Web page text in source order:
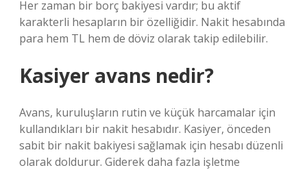
Her zaman bir borç bakiyesi vardır; bu aktif
karakterli hesapların bir özelliğidir. Nakit hesabında
para hem TL hem de döviz olarak takip edilebilir.
Kasiyer avans nedir?
Avans, kuruluşların rutin ve küçük harcamalar için
kullandıkları bir nakit hesabıdır. Kasiyer, önceden
sabit bir nakit bakiyesi sağlamak için hesabı düzenli
olarak doldurur. Giderek daha fazla işletme